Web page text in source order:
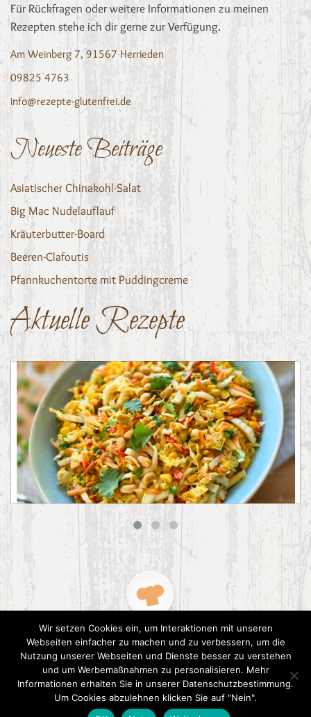
Für Rückfragen oder weitere Informationen zu meinen
Rezepten stehe ich dir gerne zur Verfügung.
Am Weinberg 7, 91567 Herrieden
09825 4763
info@rezepte-glutenfrei.de
Neueste Beiträge
Asiatischer Chinakohl-Salat
Big Mac Nudelauflauf
Kräuterbutter-Board
Beeren-Clafoutis
Pfannkuchentorte mit Puddingcreme
Aktuelle Rezepte
Asiatischer Chinakohl-Salat
2015 CookPress. All right reserved.Datenschutz
Wir setzen Cookies ein, um Interaktionen mit unseren
Webseiten einfacher zu machen und zu verbessern, um die
Nutzung unserer Webseiten und Dienste besser zu verstehen
und um Werbemaßnahmen zu personalisieren. Mehr
Informationen erhalten Sie in unserer Datenschutzbestimmung.
Um Cookies abzulehnen klicken Sie auf "Nein".